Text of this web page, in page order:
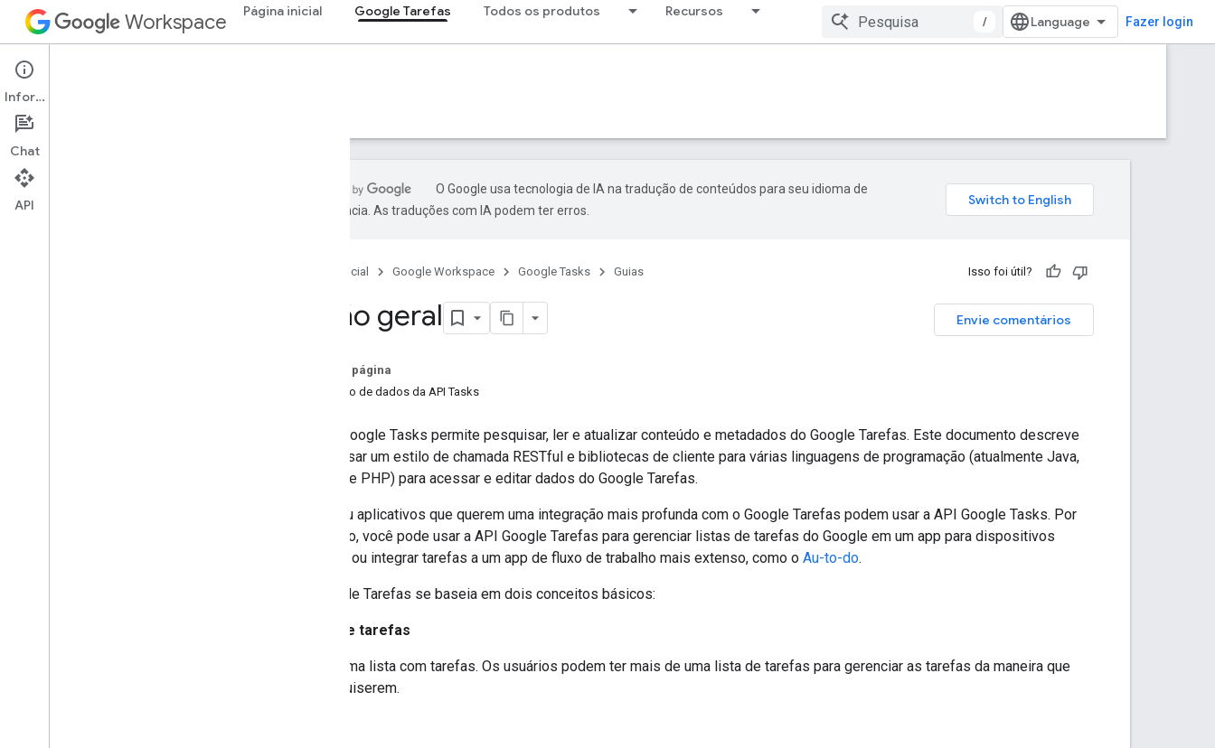
Workspace Página inicial Google Tarefas Todos os produtos Recursos
/ Fazer login
Google Tasks
Visão geral
O Google usa tecnologia de IA na tradução de conteúdos para seu idioma de
preferência. As traduções com IA podem ter erros.
Página inicial Google Workspace Google Tasks Guias Isso foi útil?
Envie comentários
Visão geral
Nesta página
Modelo de dados da API Tasks
A API Google Tasks permite pesquisar, ler e atualizar conteúdo e metadados do Google Tarefas. Este documento descreve
como usar um estilo de chamada RESTful e bibliotecas de cliente para várias linguagens de programação (atualmente Java,
Python e PHP) para acessar e editar dados do Google Tarefas.
Sites ou aplicativos que querem uma integração mais profunda com o Google Tarefas podem usar a API Google Tasks. Por
exemplo, você pode usar a API Google Tarefas para gerenciar listas de tarefas do Google em um app para dispositivos
móveis ou integrar tarefas a um app de fluxo de trabalho mais extenso, como o Au-to-do.
O Google Tarefas se baseia em dois conceitos básicos:
Lista de tarefas
Uma lista com tarefas. Os usuários podem ter mais de uma lista de tarefas para gerenciar as tarefas da maneira que
quiserem.
Informações
Chat
API